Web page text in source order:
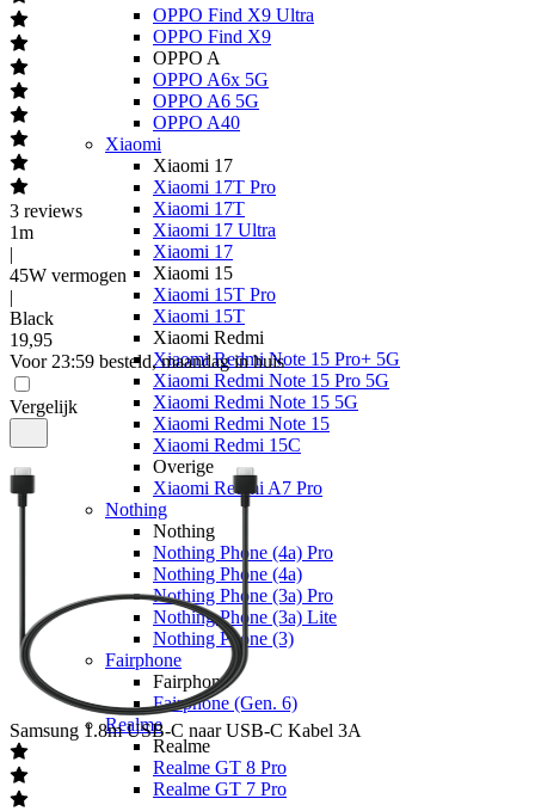
OPPO Find X9 Ultra
OPPO Find X9
OPPO A
OPPO A6x 5G
OPPO A6 5G
OPPO A40
Xiaomi
Xiaomi 17
Xiaomi 17T Pro
Xiaomi 17T
Xiaomi 17 Ultra
Xiaomi 17
Xiaomi 15
Xiaomi 15T Pro
Xiaomi 15T
Xiaomi Redmi
Xiaomi Redmi Note 15 Pro+ 5G
Xiaomi Redmi Note 15 Pro 5G
Xiaomi Redmi Note 15 5G
Xiaomi Redmi Note 15
Xiaomi Redmi 15C
Overige
Xiaomi Redmi A7 Pro
Nothing
Nothing
Nothing Phone (4a) Pro
Nothing Phone (4a)
Nothing Phone (3a) Pro
Nothing Phone (3a) Lite
Nothing Phone (3)
Fairphone
Fairphone
Fairphone (Gen. 6)
Realme
Realme
Realme GT 8 Pro
Realme GT 7 Pro
3 reviews
1m
|
45W vermogen
|
Black
19,95
Voor 23:59 besteld, maandag in huis
Vergelijk
Samsung 1.8m USB-C naar USB-C Kabel 3A